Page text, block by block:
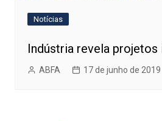
Notícias
Indústria revela projetos
ABFA 17 de junho de 2019